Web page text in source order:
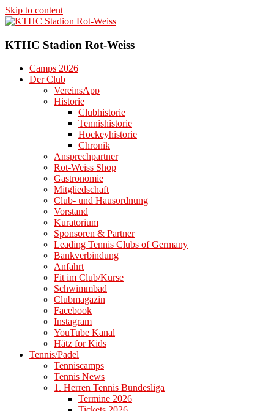
Skip to content
KTHC Stadion Rot-Weiss
Camps 2026
Der Club
VereinsApp
Historie
Clubhistorie
Tennishistorie
Hockeyhistorie
Chronik
Ansprechpartner
Rot-Weiss Shop
Gastronomie
Mitgliedschaft
Club- und Hausordnung
Vorstand
Kuratorium
Sponsoren & Partner
Leading Tennis Clubs of Germany
Bankverbindung
Anfahrt
Fit im Club/Kurse
Schwimmbad
Clubmagazin
Facebook
Instagram
YouTube Kanal
Hätz for Kids
Tennis/Padel
Tenniscamps
Tennis News
1. Herren Tennis Bundesliga
Termine 2026